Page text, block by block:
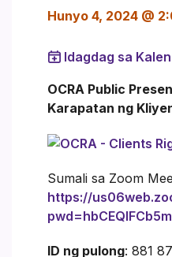
Hunyo 4, 2024 @
Idagdag sa
OCRA Public
Karapatan ng
Sumali sa Zoom
https://
ID ng pulong: 881